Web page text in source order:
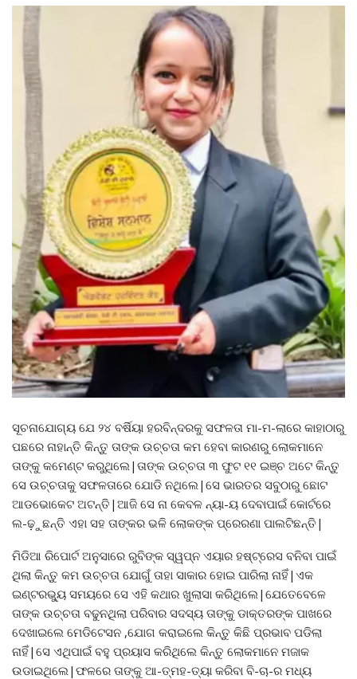
ସୂଚନାଯୋଗ୍ୟ ଯେ ୨୪ ବର୍ଷିୟା ହରବିନ୍ଦରକୁ ସଫଳତା ମା-ମ-ଲାରେ କାହାଠାରୁ
ପଛରେ ନାହାନ୍ତି କିନ୍ତୁ ତାଙ୍କ ଉଚ୍ଚତା କମ ହେବା କାରଣରୁ ଲୋକମାନେ
ତାଙ୍କୁ କମେଣ୍ଟ କରୁଥିଲେ|ତାଙ୍କ ଉଚ୍ଚତା ୩ ଫୁଟ ୧୧ ଇଞ୍ଚ ଅଟେ କିନ୍ତୁ
ସେ ଉଚ୍ଚତାକୁ ସଫଳତାରେ ଯୋଡି ନଥିଲେ|ସେ ଭାରତର ସବୁଠାରୁ ଛୋଟ
ଆଡଭୋକେଟ ଅଟନ୍ତି|ଆଜି ସେ ନା କେବଳ ନ୍ୟା-ୟ ଦେବାପାଇଁ କୋର୍ଟରେ
ଲ-ଢ଼ୁଛନ୍ତି ଏହା ସହ ତାଙ୍କର ଭଳି ଲୋକଙ୍କ ପ୍ରେରଣା ପାଲଟିଛନ୍ତି|
ମିଡିଆ ରିପୋର୍ଟ ଅନୁସାରେ ରୁବିଙ୍କ ସ୍ୱପ୍ନ ଏୟାର ହଷ୍ଟ୍ରେସ ବନିବା‌ ପାଇଁ
ଥିଲା କିନ୍ତୁ କମ ଉଚ୍ଚତା ଯୋଗୁଁ ତାହା ସାକାର ହୋଇ ପାରିଲା ନାହିଁ|ଏକ
ଇଣ୍ଟରଭ୍ୟୁ ସମୟରେ ସେ ଏହି କଥାର ଖୁଲାସା କରିଥିଲେ|ଯେତେବେଳେ
ତାଙ୍କ ଉଚ୍ଚତା ବଢୁନଥିଲା ପରିବାର ସଦସ୍ୟ ତାଙ୍କୁ ଡାକ୍ତରଙ୍କ ପାଖରେ
ଦେଖାଇଲେ ମେଡିଟେସନ ,ଯୋଗ କରାଇଲେ କିନ୍ତୁ କିଛି ପ୍ରଭାବ ପଡିଲା
ନାହିଁ|ସେ ଏଥିପାଇଁ ବହୁ ପ୍ରୟାସ କରିଥିଲେ କିନ୍ତୁ ଲୋକମାନେ ମଜାକ
ଉଡାଇଥିଲେ|ଫଳରେ ତାଙ୍କୁ ଆ-ତ୍ମହ-ତ୍ୟା କରିବା ବି-ଚା-ର ମଧ୍ୟ